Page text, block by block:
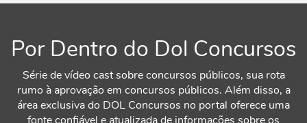
Por Dentro do Dol Concursos
Série de vídeo cast sobre concursos públicos, sua rota
rumo à aprovação em concursos públicos. Além disso, a
área exclusiva do DOL Concursos no portal oferece uma